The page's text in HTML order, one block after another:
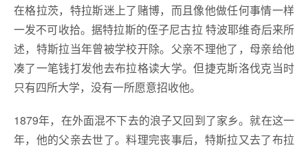
在格拉茨，特拉斯迷上了赌博，而且像他做任何事情一样
一发不可收拾。据特拉斯的侄子尼古拉 特波耶维奇后来所
述，特斯拉当年曾被学校开除。父亲不理他了，母亲给他
凑了一笔钱打发他去布拉格读大学。但捷克斯洛伐克当时
只有四所大学，没有一所愿意招收他。
1879年，在外面混不下去的浪子又回到了家乡。就在这一
年，他的父亲去世了。料理完丧事后，特斯拉又去了布拉